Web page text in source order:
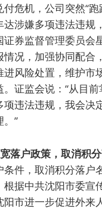
危机，公司突然“跑
涉嫌多项违法违规
券监督管理委员会
情况，加强协同配合
风险处置，维护市
证监会说：“从目前
违法违规，我会决
”
落户政策，取消积
条件，取消积分落户
根据中共沈阳市委宣
市进一步促进外来